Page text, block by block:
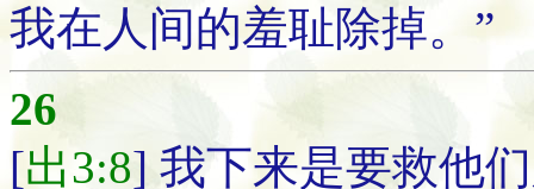
我在人间的羞耻除掉。”
26
[出3:8] 我下来是要救他